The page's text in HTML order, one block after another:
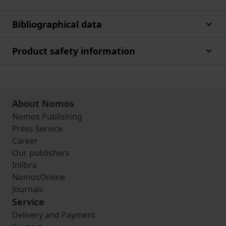
Bibliographical data
Product safety information
About Nomos
Nomos Publishing
Press Service
Career
Our publishers
Inlibra
NomosOnline
Journals
Service
Delivery and Payment